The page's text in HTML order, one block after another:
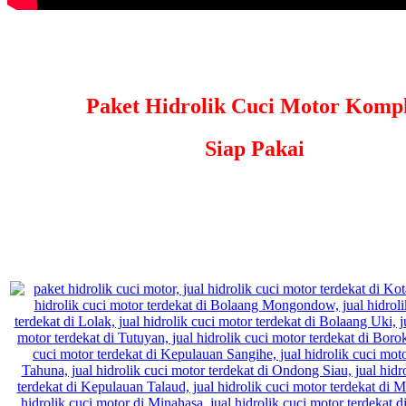
Paket Hidrolik Cuci Motor
Siap Pakai